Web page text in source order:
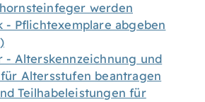
werden
- Pflichtexemplare abgeben
- Alterskennzeichnung und
Altersstufen beantragen
Teilhabeleistungen für